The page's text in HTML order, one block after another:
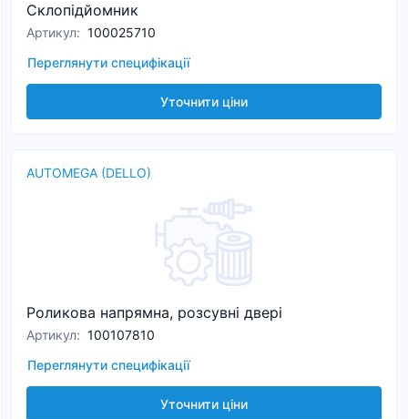
Склопідйомник
Артикул: 100025710
Переглянути специфікації
Уточнити ціни
AUTOMEGA (DELLO)
Роликова напрямна, розсувні двері
Артикул: 100107810
Переглянути специфікації
Уточнити ціни